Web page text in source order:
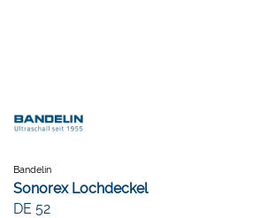
Bandelin
Sonorex Lochdeckel
DE 52